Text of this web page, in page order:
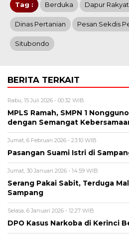
Tag : Berduka Dapur
Dinas Pertanian Pesan Sekdis
Situbondo
BERITA TERKAIT
Rabu, 15 Juli 2026 - 00:32 WIB
MPLS Ramah, SMPN 1
dengan Semangat
Jumat, 6 Februari 2026 - 23:10 WIB
Pasangan Suami Istri di
Jumat, 30 Januari 2026 - 14:59 WIB
Serang Pakai Sabit, Terduga
Sampang
Selasa, 6 Januari 2026 - 12:27 WIB
‎DPO Kasus Narkoba di Kerinci